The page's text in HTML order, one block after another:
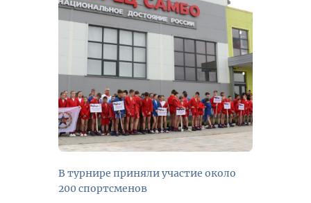
В турнире приняли участие около
200 спортсменов